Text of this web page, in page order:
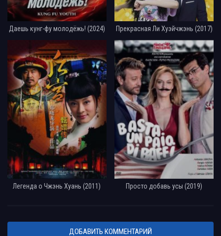
Даешь кунг-фу молодёжь! (2024) Прекрасная Ли Хуэйчжэнь (2017)
Легенда о Чжэнь Хуань (2011) Просто добавь усы (2019)
ДОБАВИТЬ КОММЕНТАРИЙ